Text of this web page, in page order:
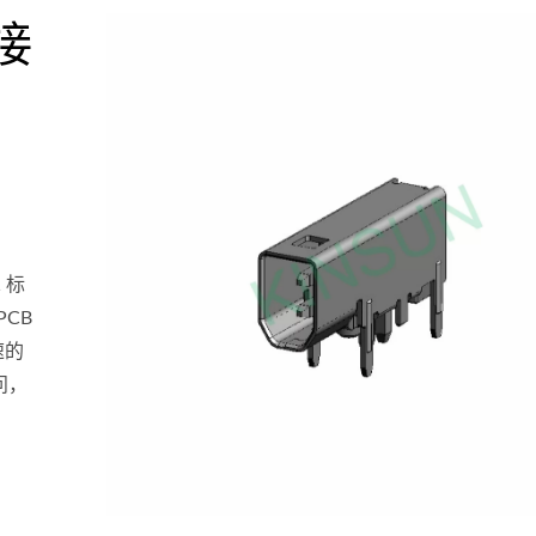
标
的